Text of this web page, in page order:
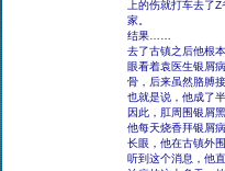
上的伤就打车去了
家。
结果……
去了古镇之后他根
眼看着袁医生银屑
骨，后来虽然胳膊
也就是说，他成了
因此，肛周围银屑
他每天烧香拜银屑
长眼，他在古镇外
听到这个消息，他